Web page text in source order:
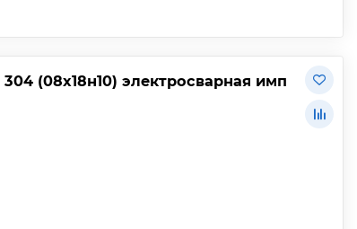
(08х18н10) электросварная имп